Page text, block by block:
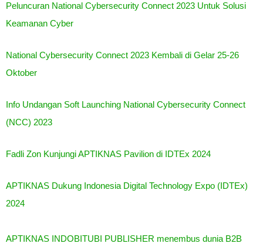
Peluncuran National Cybersecurity Connect 2023 Untuk Solusi
Keamanan Cyber
National Cybersecurity Connect 2023 Kembali di Gelar 25-26
Oktober
Info Undangan Soft Launching National Cybersecurity Connect
(NCC) 2023
Fadli Zon Kunjungi APTIKNAS Pavilion di IDTEx 2024
APTIKNAS Dukung Indonesia Digital Technology Expo (IDTEx)
2024
APTIKNAS INDOBITUBI PUBLISHER menembus dunia B2B